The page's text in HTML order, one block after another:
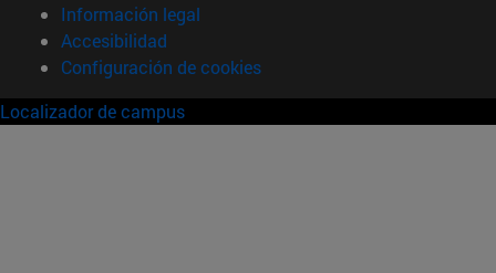
Información legal
Accesibilidad
Configuración de cookies
Localizador de campus